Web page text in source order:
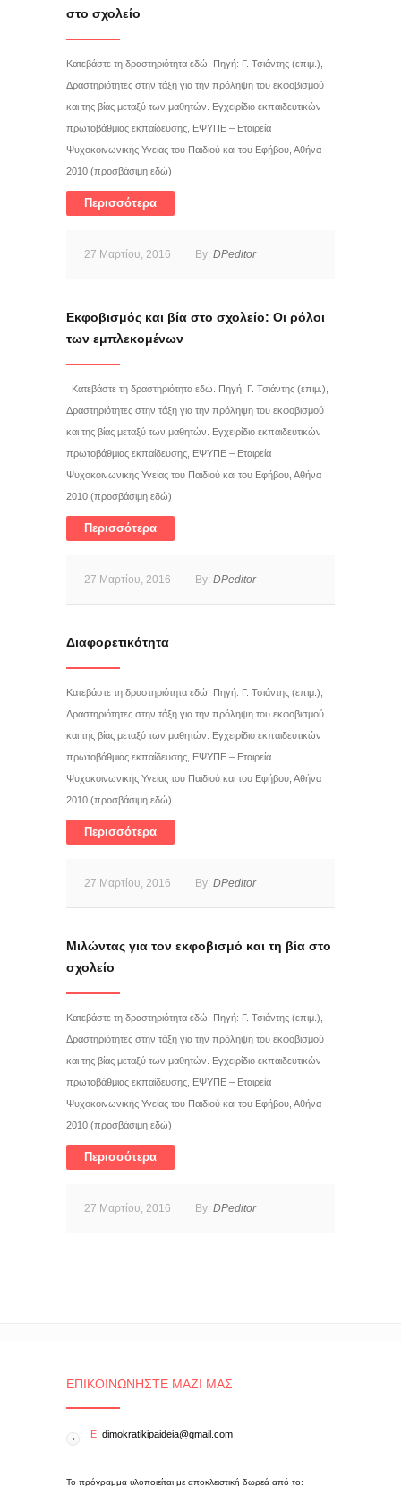
στο σχολείο
Κατεβάστε τη δραστηριότητα εδώ. Πηγή: Γ. Τσιάντης (επιμ.),
Δραστηριότητες στην τάξη για την πρόληψη του εκφοβισμού
και της βίας μεταξύ των μαθητών. Εγχειρίδιο εκπαιδευτικών
πρωτοβάθμιας εκπαίδευσης, ΕΨΥΠΕ – Εταιρεία
Ψυχοκοινωνικής Υγείας του Παιδιού και του Εφήβου, Αθήνα
2010 (προσβάσιμη εδώ)
Περισσότερα
27 Μαρτίου, 2016 By: DPeditor
Εκφοβισμός και βία στο σχολείο: Οι ρόλοι
των εμπλεκομένων
Κατεβάστε τη δραστηριότητα εδώ. Πηγή: Γ. Τσιάντης (επιμ.),
Δραστηριότητες στην τάξη για την πρόληψη του εκφοβισμού
και της βίας μεταξύ των μαθητών. Εγχειρίδιο εκπαιδευτικών
πρωτοβάθμιας εκπαίδευσης, ΕΨΥΠΕ – Εταιρεία
Ψυχοκοινωνικής Υγείας του Παιδιού και του Εφήβου, Αθήνα
2010 (προσβάσιμη εδώ)
Περισσότερα
27 Μαρτίου, 2016 By: DPeditor
Διαφορετικότητα
Κατεβάστε τη δραστηριότητα εδώ. Πηγή: Γ. Τσιάντης (επιμ.),
Δραστηριότητες στην τάξη για την πρόληψη του εκφοβισμού
και της βίας μεταξύ των μαθητών. Εγχειρίδιο εκπαιδευτικών
πρωτοβάθμιας εκπαίδευσης, ΕΨΥΠΕ – Εταιρεία
Ψυχοκοινωνικής Υγείας του Παιδιού και του Εφήβου, Αθήνα
2010 (προσβάσιμη εδώ)
Περισσότερα
27 Μαρτίου, 2016 By: DPeditor
Μιλώντας για τον εκφοβισμό και τη βία στο
σχολείο
Κατεβάστε τη δραστηριότητα εδώ. Πηγή: Γ. Τσιάντης (επιμ.),
Δραστηριότητες στην τάξη για την πρόληψη του εκφοβισμού
και της βίας μεταξύ των μαθητών. Εγχειρίδιο εκπαιδευτικών
πρωτοβάθμιας εκπαίδευσης, ΕΨΥΠΕ – Εταιρεία
Ψυχοκοινωνικής Υγείας του Παιδιού και του Εφήβου, Αθήνα
2010 (προσβάσιμη εδώ)
Περισσότερα
27 Μαρτίου, 2016 By: DPeditor
ΕΠΙΚΟΙΝΩΝΉΣΤΕ ΜΑΖΊ ΜΑΣ
E: dimokratikipaideia@gmail.com
Το πρόγραμμα υλοποιείται με αποκλειστική δωρεά από το: